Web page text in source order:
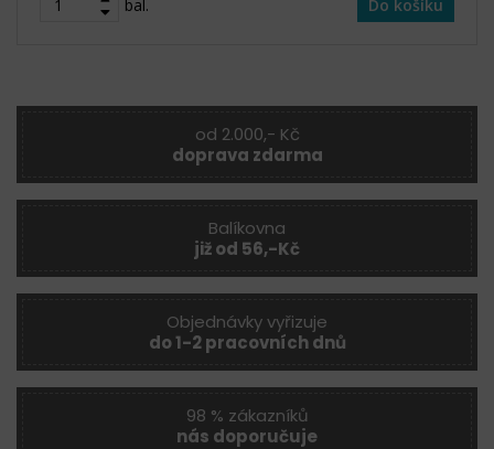
bal.
Do košíku
od 2.000,- Kč
doprava zdarma
Balíkovna
již od 56,-Kč
Objednávky vyřizuje
do 1-2 pracovních dnů
98 % zákazníků
nás doporučuje